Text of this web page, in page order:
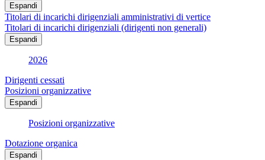
Espandi
Titolari di incarichi dirigenziali amministrativi di vertice
Titolari di incarichi dirigenziali (dirigenti non generali)
Espandi
2026
Dirigenti cessati
Posizioni organizzative
Espandi
Posizioni organizzative
Dotazione organica
Espandi